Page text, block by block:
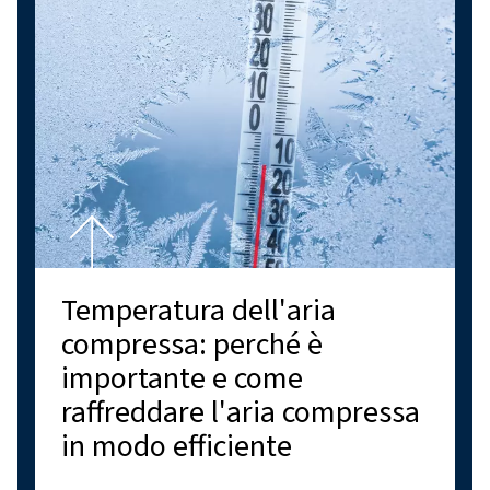
Conclusioni
Come abbiamo visto, è essenziale comprendere le
unità PSI, PSIA e PSIG per ottenere misurazioni accurate
pressione e selezionare l'unità appropriata per
prevista. Inoltre, tenendo conto di fattori come
posizione geografica e sapendo come convertire le
PSIG, ogni professionista dell'aria compressa sarà in
monitorare e controllare efficacemente la pressione
base alla propria applicazione. In breve, PSI, PSIA e
misurazione della pressione essenziali che svolgono un
importante nelle applicazioni di aria compressa e,
loro differenze e dove sono più adatte, è possibile